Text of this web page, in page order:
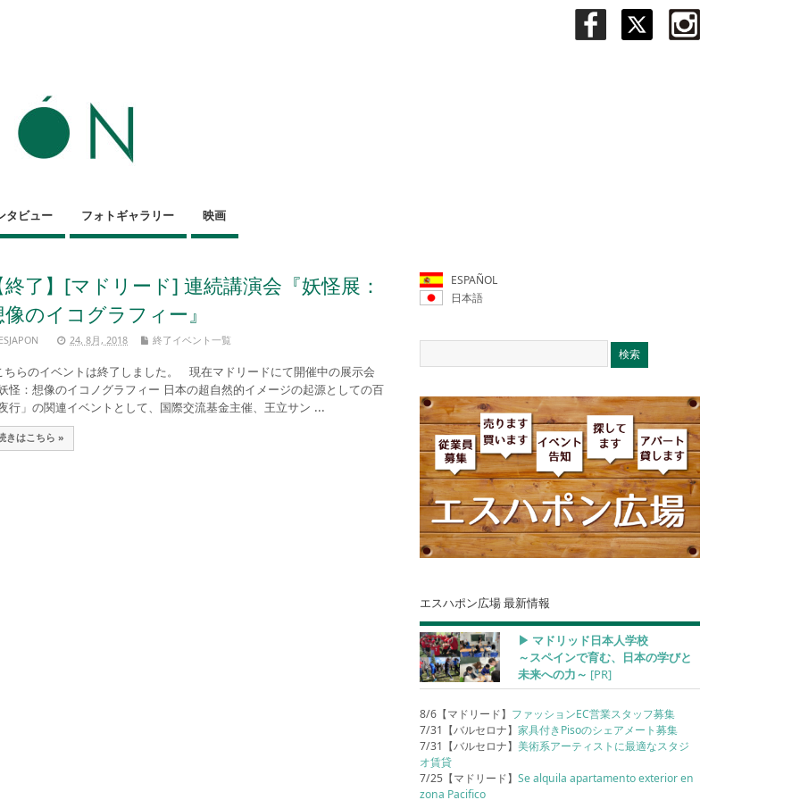
タビュー フォトギャラリー 映画
終了】[マドリード] 連続講演会『妖怪展：
像のイコグラフィー』
24, 8月, 2018 終了イベント一覧
らのイベントは終了しました。 現在マドリードにて開催中の展示会
怪：想像のイコノグラフィー 日本の超自然的イメージの起源としての百
行」の関連イベントとして、国際交流基金主催、王立サン ...
きはこちら »
ESPAÑOL
日本語
エスハポン広場 最新情報
▶︎ マドリッド日本人学校
～スペインで育む、日本の学びと
未来への力～ [PR]
8/6【マドリード】 ファッションEC営業スタッフ募集
7/31【バルセロナ】家具付きPisoのシェアメート募集
7/31【バルセロナ】美術系アーティストに最適なスタジ
オ賃貸
7/25【マドリード】Se alquila apartamento exterior en
zona Pacifico